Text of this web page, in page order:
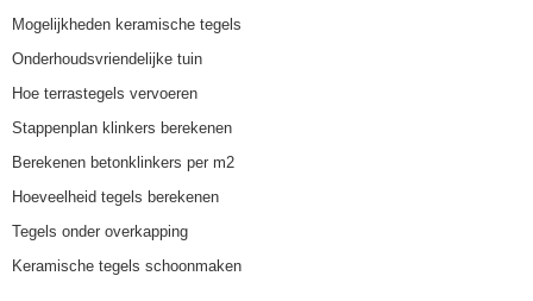
Mogelijkheden keramische tegels
Onderhoudsvriendelijke tuin
Hoe terrastegels vervoeren
Stappenplan klinkers berekenen
Berekenen betonklinkers per m2
Hoeveelheid tegels berekenen
Tegels onder overkapping
Keramische tegels schoonmaken